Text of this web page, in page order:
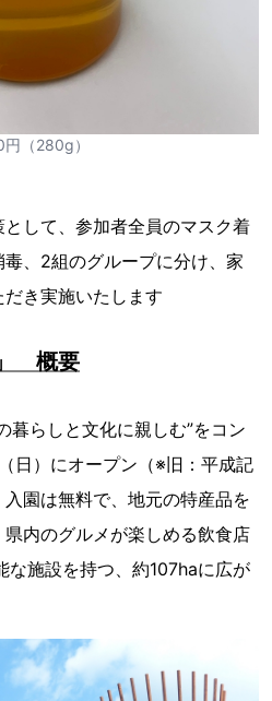
（280g）
として、参加者全員のマスク着
、2組のグループに分け、家
き実施いたします
」 概要
暮らしと文化に親しむ”をコン
日）にオープン（※旧：平成記
園は無料で、地元の特産品を
内のグルメが楽しめる飲食店
施設を持つ、約107haに広が